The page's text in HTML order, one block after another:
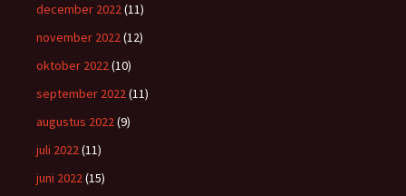
december 2022(11)
november 2022(12)
oktober 2022(10)
september 2022(11)
augustus 2022(9)
juli 2022(11)
juni 2022(15)